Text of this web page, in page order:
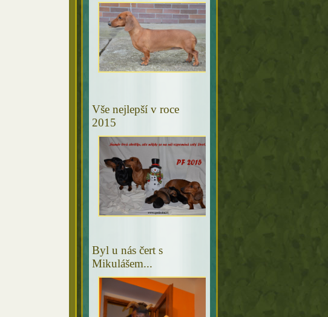
Vše nejlepší v roce
2015
Byl u nás čert s
Mikulášem...